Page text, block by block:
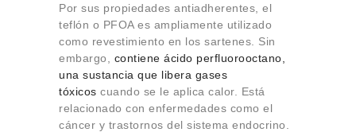
Por sus propiedades antiadherentes, el
teflón o PFOA es ampliamente utilizado
como revestimiento en los sartenes. Sin
embargo, contiene ácido perfluorooctano,
una sustancia que libera gases
tóxicos cuando se le aplica calor. Está
relacionado con enfermedades como el
cáncer y trastornos del sistema endocrino.